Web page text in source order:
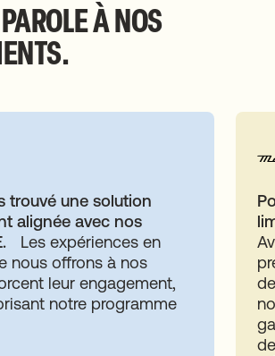
À NOS
trouvé une solution
alignée avec nos
Les expériences en
nous offrons à nos
leur engagement,
notre programme